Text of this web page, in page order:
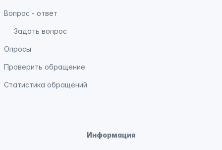
Вопрос - ответ
Задать вопрос
Опросы
Проверить обращение
Статистика обращений
Информация